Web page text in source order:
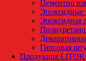
Цементно
Эпоксидные
Эпоксидная
Гипсовая
Продукция